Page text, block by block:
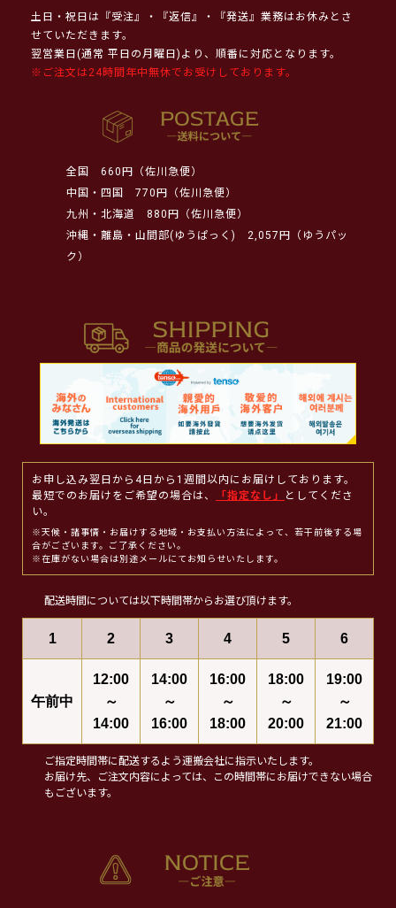
土日・祝日は『受注』・『返信』・『発送』業務はお休みとさ
せていただきます。
翌営業日(通常 平日の月曜日)より、順番に対応となります。
※ご注文は24時間年中無休でお受けしております。
全国
660円（佐川急便）
中国・四国
770円（佐川急便）
九州・北海道
880円（佐川急便）
沖縄・離島・山間部(ゆうぱっく)
2,057円（ゆうパッ
ク）
お申し込み翌日から4日から1週間以内にお届けしております。
最短でのお届けをご希望の場合は、
「指定なし」
としてくださ
い。
※天候・諸事情・お届けする地域・お支払い方法によって、若干前後する場
合がございます。ご了承ください。
※在庫がない場合は別途メールにてお知らせいたします。
配送時間については以下時間帯からお選び頂けます。
1 2 3 4 5 6
午前中
12:00
～
14:00
14:00
～
16:00
16:00
～
18:00
18:00
～
20:00
19:00
～
21:00
ご指定時間帯に配送するよう運搬会社に指示いたします。
お届け先、ご注文内容によっては、この時間帯にお届けできない場合
もございます。